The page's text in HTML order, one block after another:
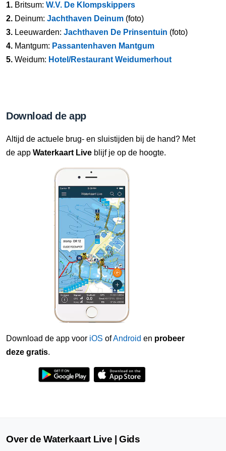
1. Britsum: W.V. De Klompskippers
2. Deinum: Jachthaven Deinum (foto)
3. Leeuwarden: Jachthaven De Prinsentuin (foto)
4. Mantgum: Passantenhaven Mantgum
5. Weidum: Hotel/Restaurant Weidumerhout
Download de app
Altijd de actuele brug- en sluistijden bij de hand? Met
de app Waterkaart Live blijf je op de hoogte.
Download de app voor iOS ofAndroid en probeer
deze gratis.
Over de Waterkaart Live | Gids